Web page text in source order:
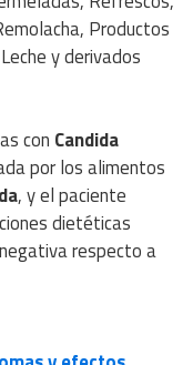
Productos
y derivados
con Candida
por los alimentos
, y el paciente
dietéticas
respecto a